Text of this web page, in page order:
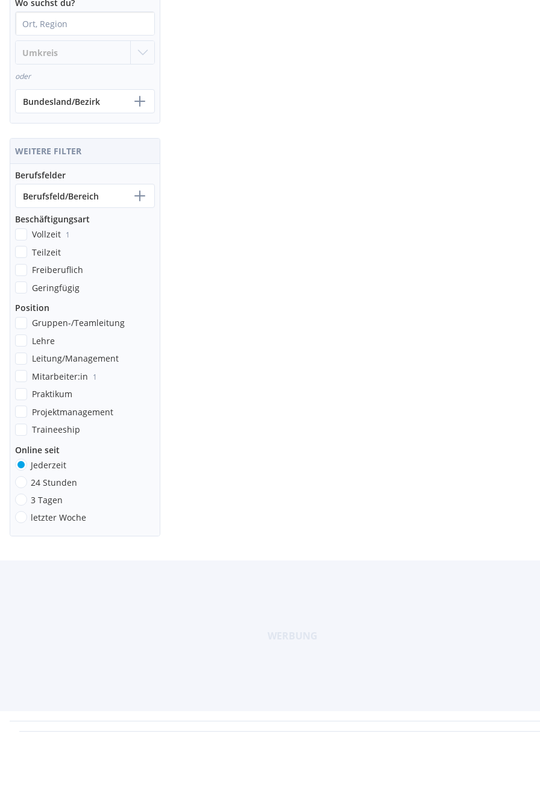
Wo suchst du?
oder
Bundesland/Bezirk
WEITERE FILTER
Berufsfelder
Berufsfeld/Bereich
Beschäftigungsart
Vollzeit 1
Teilzeit
Freiberuflich
Geringfügig
Position
Gruppen-/Teamleitung
Lehre
Leitung/Management
Mitarbeiter:in 1
Praktikum
Projektmanagement
Traineeship
Online seit
Jederzeit
24 Stunden
3 Tagen
letzter Woche